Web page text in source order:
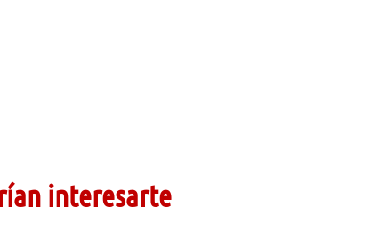
interesarte